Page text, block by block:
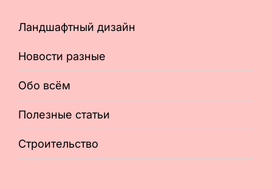
Ландшафтный дизайн
Новости разные
Обо всём
Полезные статьи
Строительство